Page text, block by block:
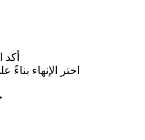
أكد
اختر الإنهاء